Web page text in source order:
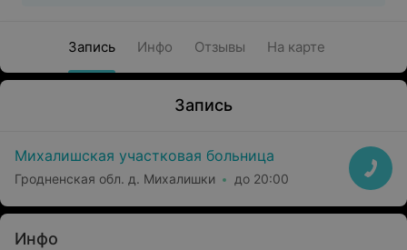
Запись Инфо Отзывы На карте
Запись
Михалишская участковая больница
Гродненская обл. д. Михалишки до 20:00
Инфо